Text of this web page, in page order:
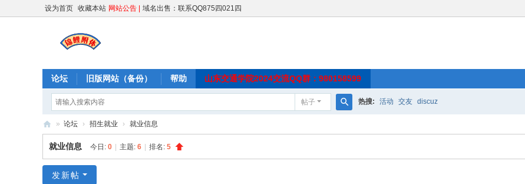
设为首页 收藏本站 网站公告 | 域名出售：联系QQ875四021四
论坛 旧版网站（备份） 帮助 山东交通学院2024交流QQ群：980158599
帖子
索
热搜: 活动 交友 discuz
交
院
» 论坛 › 招生就业 › 就业信息
就业信息 今日: 0 主题: 6 排名: 5
发新帖